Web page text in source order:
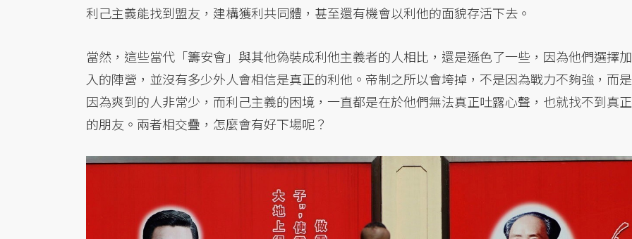
利己主義能找到盟友，建構獲利共同體，甚至還有機會以利他的面貌存活下去。
當然，這些當代「籌安會」與其他偽裝成利他主義者的人相比，還是遜色了一些，因為他們選擇加
入的陣營，並沒有多少外人會相信是真正的利他。帝制之所以會垮掉，不是因為戰力不夠強，而是
因為爽到的人非常少，而利己主義的困境，一直都是在於他們無法真正吐露心聲，也就找不到真正
的朋友。兩者相交疊，怎麼會有好下場呢？